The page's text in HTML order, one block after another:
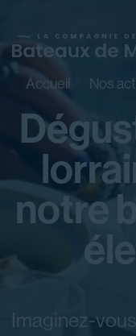
Accueil Nos
notre
Imaginez-